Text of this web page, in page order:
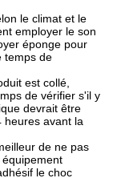
le climat et le
employer le son
éponge pour
temps de
est collé,
de vérifier s'il y
devrait être
heures avant la
de ne pas
le choc